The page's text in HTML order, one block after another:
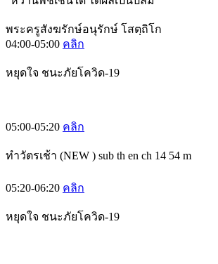
พระครูสังฆรักษ์อนุรักษ์ โสตฺถิโก
04:00-05:00 คลิก
หยุดใจ ชนะภัยโควิด-19
05:00-05:20 คลิก
ทำวัตรเช้า (NEW ) sub th en ch 14 54 m
05:20-06:20 คลิก
หยุดใจ ชนะภัยโควิด-19